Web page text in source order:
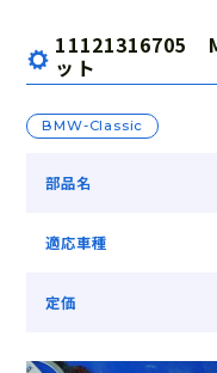
11121316705
ット
BMW-Classic
部品名
適応車種
定価